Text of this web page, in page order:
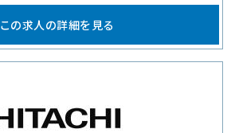
この求人の詳細を見る